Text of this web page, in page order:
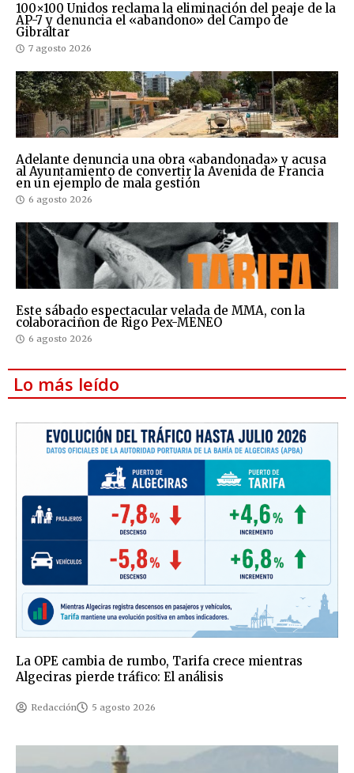
100×100 Unidos reclama la eliminación del peaje de la
AP-7 y denuncia el «abandono» del Campo de
Gibraltar
7 agosto 2026
Adelante denuncia una obra «abandonada» y acusa
al Ayuntamiento de convertir la Avenida de Francia
en un ejemplo de mala gestión
6 agosto 2026
Este sábado espectacular velada de MMA, con la
colaboraciñon de Rigo Pex-MENEO
6 agosto 2026
Lo más leído
La OPE cambia de rumbo, Tarifa crece mientras
Algeciras pierde tráfico: El análisis
Redacción 5 agosto 2026